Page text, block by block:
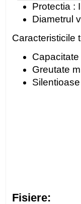
Protectia :
Diametrul
Caracteristicile
Greutate
Silentioase
Fisiere: